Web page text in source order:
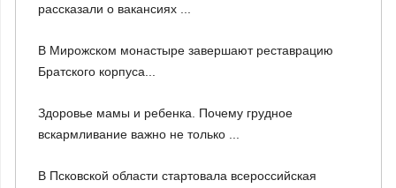
рассказали о вакансиях ...
В Мирожском монастыре завершают реставрацию
Братского корпуса...
Здоровье мамы и ребенка. Почему грудное
вскармливание важно не только ...
В Псковской области стартовала всероссийская